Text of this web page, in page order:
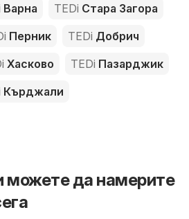
Варна TEDi Стара Загора
Перник TEDi Добрич
Хасково TEDi Пазарджик
Кърджали
можете да намерите